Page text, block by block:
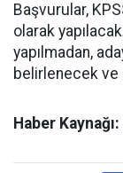
Başvurular,
olarak
yapılmadan,
belirlenecek
Haber Kaynağı: